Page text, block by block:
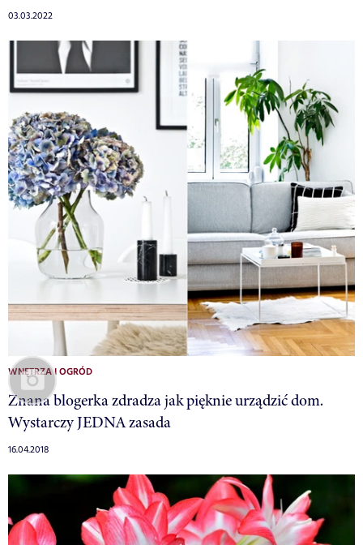
03.03.2022
WNĘTRZA I OGRÓD
Znana blogerka zdradza jak pięknie urządzić dom.
Wystarczy JEDNA zasada
16.04.2018